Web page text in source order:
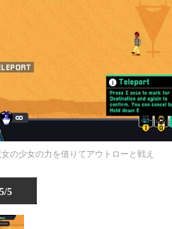
の少女の力を借りてアウトローと戦え
5/5